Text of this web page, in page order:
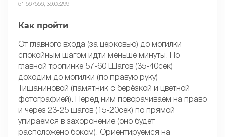
51.567556, 39.05299
Как пройти
От главного входа (за церковью) до могилки
спокойным шагом идти меньше минуты. По
главной тропинке 57-60 Шагов (35-40сек)
доходим до могилки (по правую руку)
Тишаниновой (памятник с берёзкой и цветной
фотографией). Перед ним поворачиваем на право
и через 23-25 шагов (15-20сек) по прямой
упираемся в захоронение (оно будет
расположено боком). Ориентируемся на